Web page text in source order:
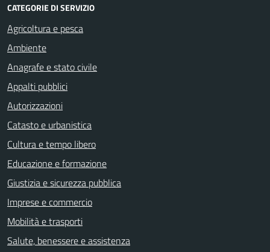
CATEGORIE DI SERVIZIO
Agricoltura e pesca
Ambiente
Anagrafe e stato civile
Appalti pubblici
Autorizzazioni
Catasto e urbanistica
Cultura e tempo libero
Educazione e formazione
Giustizia e sicurezza pubblica
Imprese e commercio
Mobilità e trasporti
Salute, benessere e assistenza